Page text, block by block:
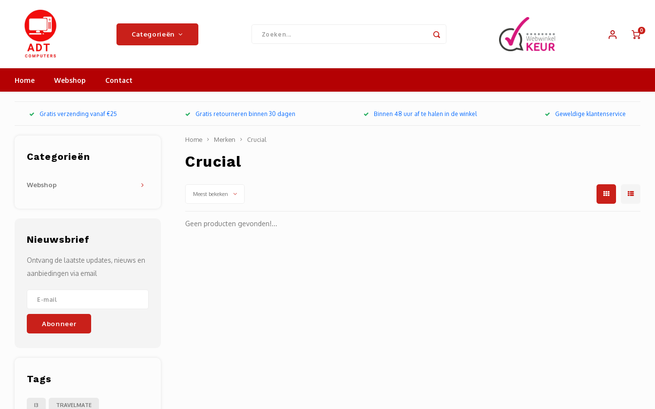
Categorieën 0
Home Webshop Contact
Gratis verzending vanaf €25 Gratis retourneren binnen 30 dagen Binnen 48 uur af te halen in de winkel Geweldige klantenservice
Categorieën
Webshop
Nieuwsbrief
Ontvang de laatste updates, nieuws en
aanbiedingen via email
Abonneer
Tags
I3 TRAVELMATE
Home Merken Crucial
Crucial
Meest bekeken
Geen producten gevonden!...